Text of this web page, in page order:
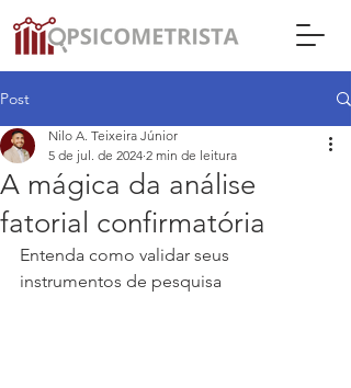
Post
A mágica da análise
fatorial confirmatória
Nilo A. Teixeira Júnior
5 de jul. de 2024 2 min de leitura
Entenda como validar seus
instrumentos de pesquisa